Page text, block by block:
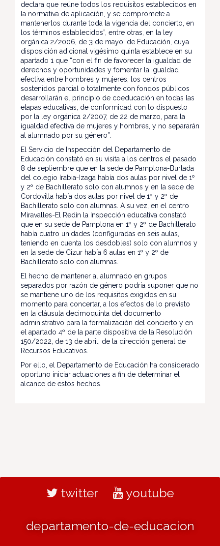
declara que reúne todos los requisitos establecidos en
la normativa de aplicación, y se compromete a
mantenerlos durante toda la vigencia del concierto, en
los términos establecidos”, entre otras, en la ley
orgánica 2/2006, de 3 de mayo, de Educación, cuya
disposición adicional vigésimo quinta establece en su
apartado 1 que “con el fin de favorecer la igualdad de
derechos y oportunidades y fomentar la igualdad
efectiva entre hombres y mujeres, los centros
sostenidos parcial o totalmente con fondos públicos
desarrollarán el principio de coeducación en todas las
etapas educativas, de conformidad con lo dispuesto
por la ley orgánica 2/2007, de 22 de marzo, para la
igualdad efectiva de mujeres y hombres, y no separarán
al alumnado por su género”.
El Servicio de Inspección del Departamento de
Educación constató en su visita a los centros el pasado
8 de septiembre que en la sede de Pamplona-Burlada
del colegio Irabia-Izaga había dos aulas por nivel de 1º
y 2º de Bachillerato solo con alumnos y en la sede de
Cordovilla había dos aulas por nivel de 1º y 2º de
Bachillerato solo con alumnas. A su vez, en el centro
Miravalles-El Redín la Inspección educativa constató
que en su sede de Pamplona en 1º y 2º de Bachillerato
había cuatro unidades (configuradas en seis aulas,
teniendo en cuenta los desdobles) solo con alumnos y
en la sede de Cizur había 6 aulas en 1º y 2º de
Bachillerato solo con alumnas.
El hecho de mantener al alumnado en grupos
separados por razón de género podría suponer que no
se mantiene uno de los requisitos exigidos en su
momento para concertar, a los efectos de lo previsto
en la cláusula decimoquinta del documento
administrativo para la formalización del concierto y en
el apartado 4º de la parte dispositiva de la Resolución
150/2022, de 13 de abril, de la dirección general de
Recursos Educativos.
Por ello, el Departamento de Educación ha considerado
oportuno iniciar actuaciones a fin de determinar el
alcance de estos hechos.
twitter youtube
departamento-de-educacion